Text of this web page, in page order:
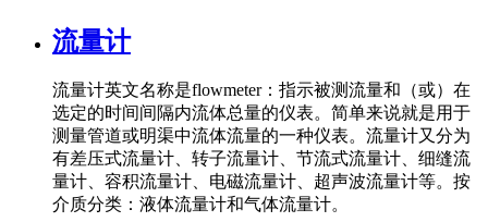
流量计
流量计英文名称是flowmeter：指示被测流量和（或）在
选定的时间间隔内流体总量的仪表。简单来说就是用于
测量管道或明渠中流体流量的一种仪表。流量计又分为
有差压式流量计、转子流量计、节流式流量计、细缝流
量计、容积流量计、电磁流量计、超声波流量计等。按
介质分类：液体流量计和气体流量计。